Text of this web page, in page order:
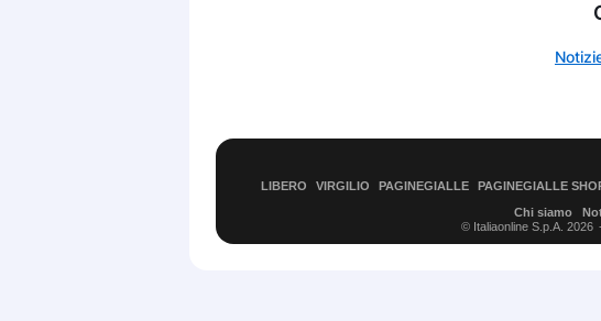
LIBERO VIRGILIO PAGINEGIALLE PAGINEGIALLE
Chi siamo
© Italiaonline S.p.A. 2026